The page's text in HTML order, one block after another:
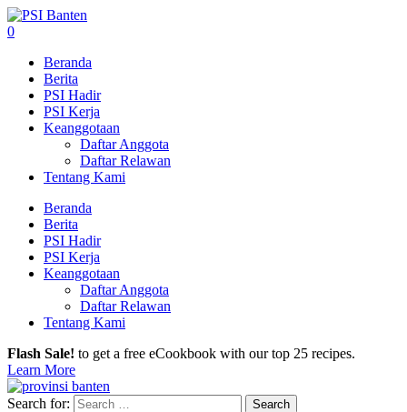
0
Beranda
Berita
PSI Hadir
PSI Kerja
Keanggotaan
Daftar Anggota
Daftar Relawan
Tentang Kami
Beranda
Berita
PSI Hadir
PSI Kerja
Keanggotaan
Daftar Anggota
Daftar Relawan
Tentang Kami
Flash Sale! to get a free eCookbook with our top 25 recipes.
Learn More
Search for: